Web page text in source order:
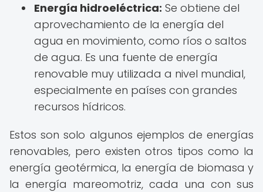
Energía hidroeléctrica: Se obtiene del
aprovechamiento de la energía del
agua en movimiento, como ríos o saltos
de agua. Es una fuente de energía
renovable muy utilizada a nivel mundial,
especialmente en países con grandes
recursos hídricos.
Estos son solo algunos ejemplos de energías
renovables, pero existen otros tipos como la
energía geotérmica, la energía de biomasa y
la energía mareomotriz, cada una con sus